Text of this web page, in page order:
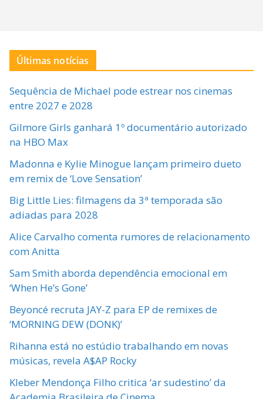
Últimas notícias
Sequência de Michael pode estrear nos cinemas
entre 2027 e 2028
Gilmore Girls ganhará 1º documentário autorizado
na HBO Max
Madonna e Kylie Minogue lançam primeiro dueto
em remix de ‘Love Sensation’
Big Little Lies: filmagens da 3ª temporada são
adiadas para 2028
Alice Carvalho comenta rumores de relacionamento
com Anitta
Sam Smith aborda dependência emocional em
‘When He’s Gone’
Beyoncé recruta JAY-Z para EP de remixes de
‘MORNING DEW (DONK)’
Rihanna está no estúdio trabalhando em novas
músicas, revela A$AP Rocky
Kleber Mendonça Filho critica ‘ar sudestino’ da